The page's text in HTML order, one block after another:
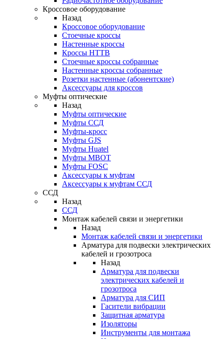
Кроссовое оборудование
Назад
Кроссовое оборудование
Стоечные кроссы
Настенные кроссы
Кроссы HTTB
Стоечные кроссы собранные
Настенные кроссы собранные
Розетки настенные (абонентские)
Аксессуары для кроссов
Муфты оптические
Назад
Муфты оптические
Муфты ССД
Муфты-кросс
Муфты GJS
Муфты Huatel
Муфты МВОТ
Муфты FOSC
Аксессуары к муфтам
Аксессуары к муфтам ССД
ССД
Назад
ССД
Монтаж кабелей связи и энергетики
Назад
Монтаж кабелей связи и энергетики
Арматура для подвески электрических
кабелей и грозотроса
Назад
Арматура для подвески
электрических кабелей и
грозотроса
Арматура для СИП
Гасители вибрации
Защитная арматура
Изоляторы
Инструменты для монтажа